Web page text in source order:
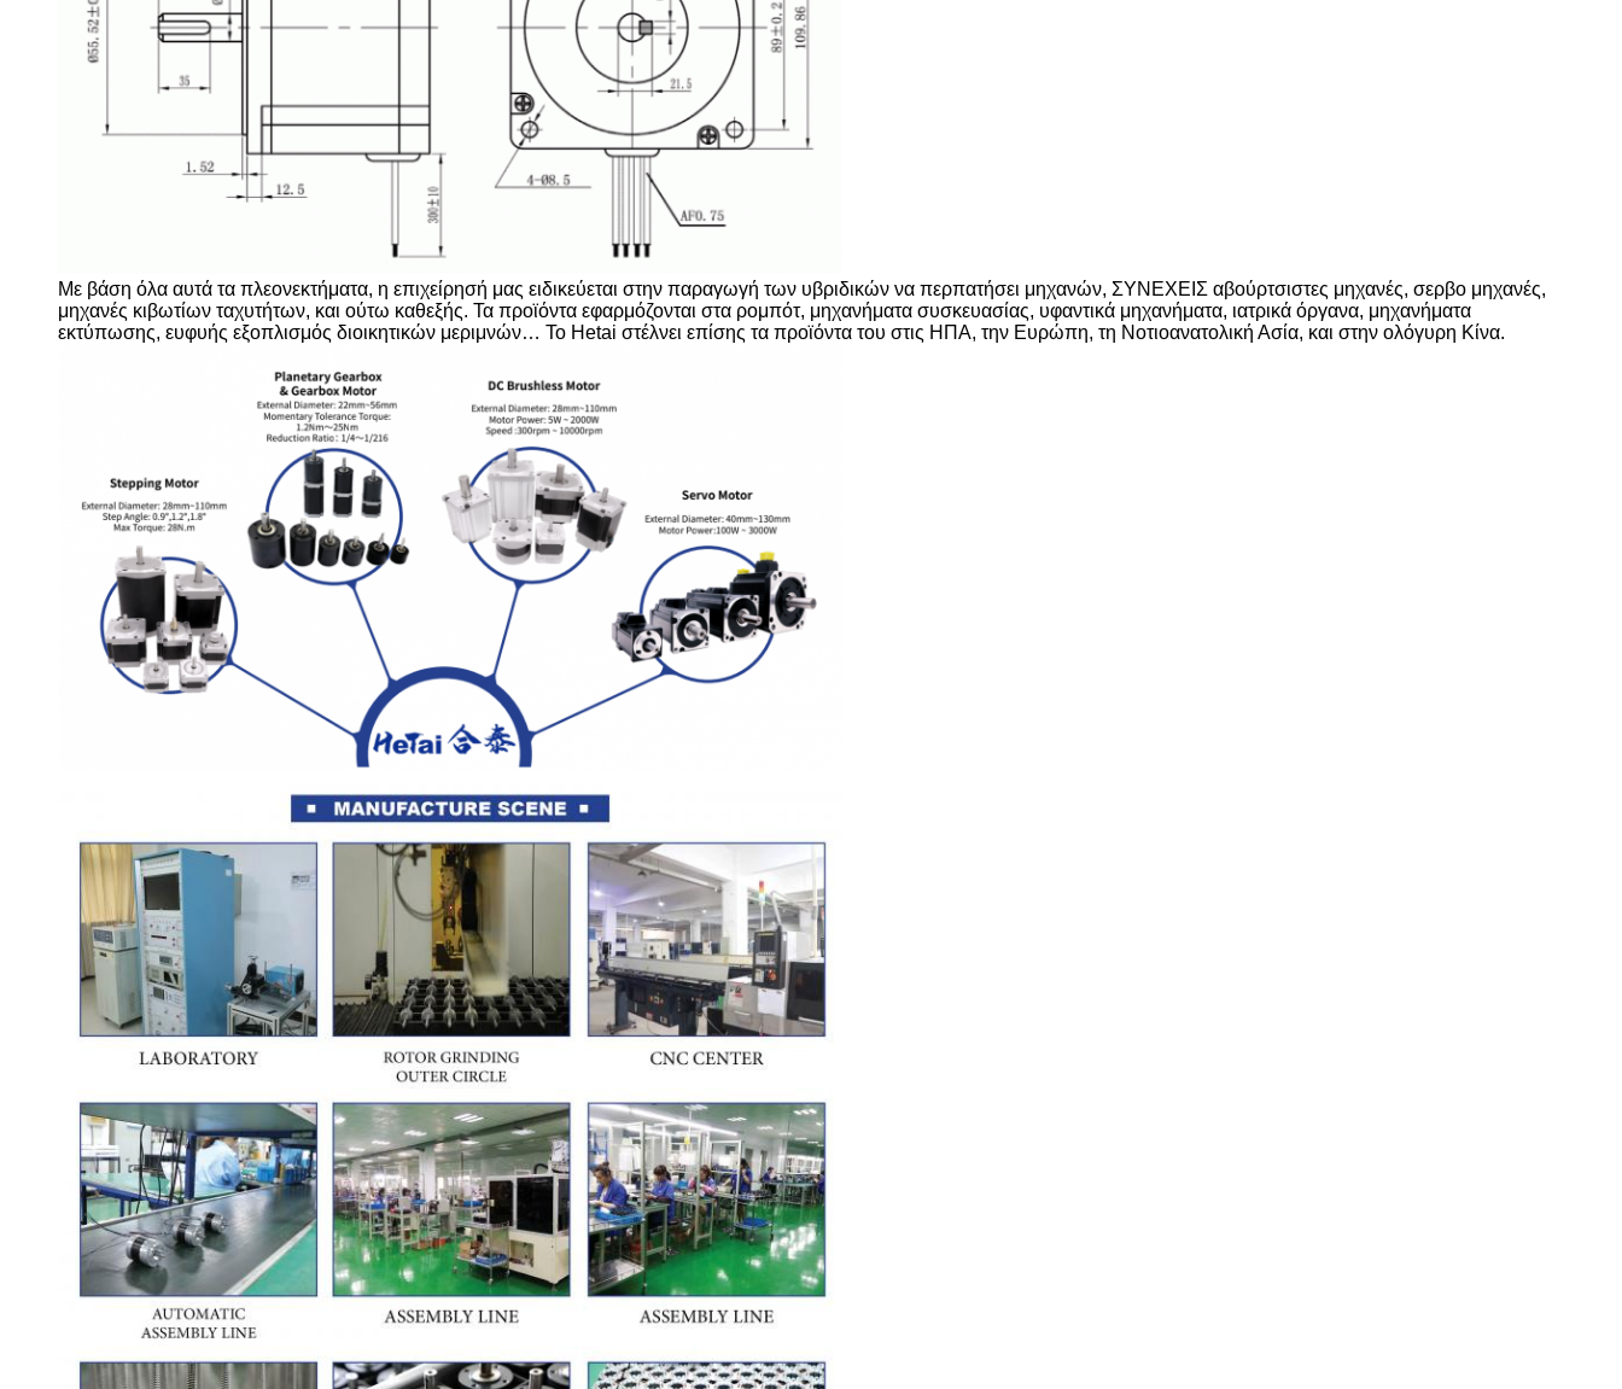
Με βάση όλα αυτά τα πλεονεκτήματα, η επιχείρησή μας ειδικεύεται στην παραγωγή των υβριδικών να περπατήσει μηχανών, ΣΥΝΕΧΕΙΣ αβούρτσιστες μηχανές, σερβο μηχανές,
μηχανές κιβωτίων ταχυτήτων, και ούτω καθεξής. Τα προϊόντα εφαρμόζονται στα ρομπότ, μηχανήματα συσκευασίας, υφαντικά μηχανήματα, ιατρικά όργανα, μηχανήματα
εκτύπωσης, ευφυής εξοπλισμός διοικητικών μεριμνών… Το Hetai στέλνει επίσης τα προϊόντα του στις ΗΠΑ, την Ευρώπη, τη Νοτιοανατολική Ασία, και στην ολόγυρη Κίνα.